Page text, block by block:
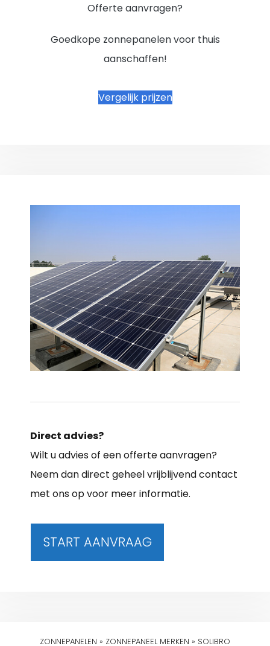
Offerte aanvragen?
Goedkope zonnepanelen voor thuis
aanschaffen!
Vergelijk prijzen
Direct advies?
Wilt u advies of een offerte aanvragen?
Neem dan direct geheel vrijblijvend contact
met ons op voor meer informatie.
START AANVRAAG
ZONNEPANELEN » ZONNEPANEEL MERKEN » SOLIBRO